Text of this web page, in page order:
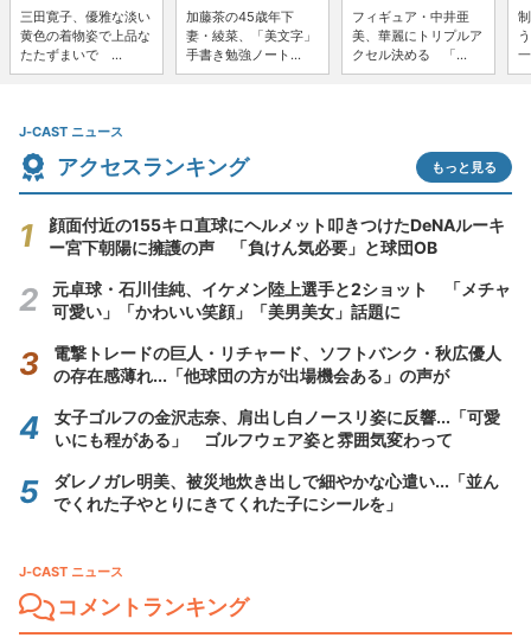
三田寛子、優雅な淡い
黄色の着物姿で上品な
たたずまいで ...
加藤茶の45歳年下
妻・綾菜、「美文字」
手書き勉強ノート...
フィギュア・中井亜
美、華麗にトリプルア
クセル決める 「...
J-CAST ニュース
アクセスランキング もっと見る
顔面付近の155キロ直球にヘルメット叩きつけたDeNAルーキ
ー宮下朝陽に擁護の声 「負けん気必要」と球団OB
元卓球・石川佳純、イケメン陸上選手と2ショット 「メチャ
可愛い」「かわいい笑顔」「美男美女」話題に
電撃トレードの巨人・リチャード、ソフトバンク・秋広優人
の存在感薄れ...「他球団の方が出場機会ある」の声が
女子ゴルフの金沢志奈、肩出し白ノースリ姿に反響...「可愛
いにも程がある」 ゴルフウェア姿と雰囲気変わって
ダレノガレ明美、被災地炊き出しで細やかな心遣い...「並ん
でくれた子やとりにきてくれた子にシールを」
J-CAST ニュース
コメントランキング